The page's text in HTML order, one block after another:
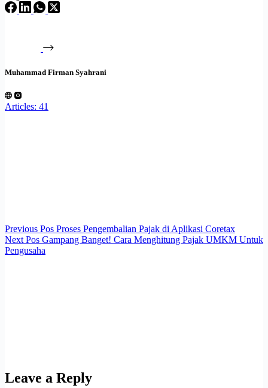
Muhammad Firman Syahrani
Articles: 41
Previous Pos Proses Pengembalian Pajak di Aplikasi Coretax
Next Pos Gampang Banget! Cara Menghitung Pajak UMKM Untuk
Pengusaha
Leave a Reply